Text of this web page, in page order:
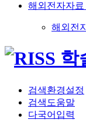
해외전자자료
해외전
검색환경설정
검색도움말
다국어입력